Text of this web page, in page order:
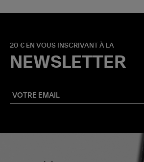
20 € EN VOUS INSCRIVANT À LA
NEWSLETTER